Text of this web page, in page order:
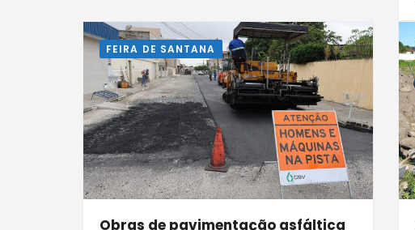
FEIRA DE SANTANA
Obras de pavimentação asfáltica